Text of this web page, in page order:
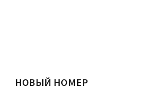
НОВЫЙ НОМЕР